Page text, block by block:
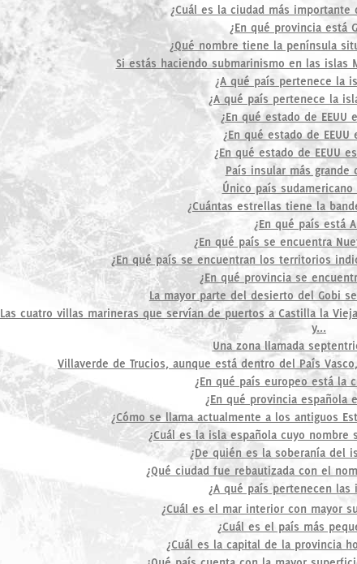
¿Cuál es la ciudad más importante
¿En qué provincia está
¿Qué nombre tiene la península
Si estás haciendo submarinismo en las islas
¿A qué país pertenece la
¿A qué país pertenece la
¿En qué estado de EEUU
¿En qué estado de EEUU
¿En qué estado de EEUU
País insular más grande
Único país
¿Cuántas estrellas tiene la
¿En qué país está
¿En qué país se encuentra
¿En qué país se encuentran los territorios
¿En qué provincia se
La mayor parte del desierto del Gobi
Las cuatro villas marineras que servían de puertos a Castilla la
y...
Una zona llamada
Villaverde de Trucios, aunque está dentro del País
¿En qué país europeo está la
¿En qué provincia española
¿Cómo se llama actualmente a los antiguos
¿Cuál es la isla española cuyo nombre
¿De quién es la soberanía del
¿Qué ciudad fue rebautizada con el
¿A qué país pertenecen las
¿Cuál es el mar interior con mayor
¿Cuál es el país más
¿Cuál es la capital de la provincia